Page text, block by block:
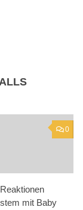
0
mit Baby